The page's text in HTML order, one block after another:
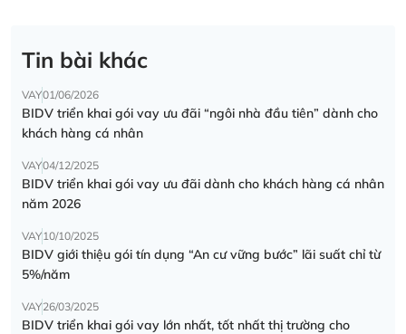
Tin bài khác
VAY01/06/2026
BIDV triển khai gói vay ưu đãi “ngôi nhà đầu tiên” dành cho
khách hàng cá nhân
VAY04/12/2025
BIDV triển khai gói vay ưu đãi dành cho khách hàng cá nhân
năm 2026
VAY10/10/2025
BIDV giới thiệu gói tín dụng “An cư vững bước” lãi suất chỉ từ
5%/năm
VAY26/03/2025
BIDV triển khai gói vay lớn nhất, tốt nhất thị trường cho